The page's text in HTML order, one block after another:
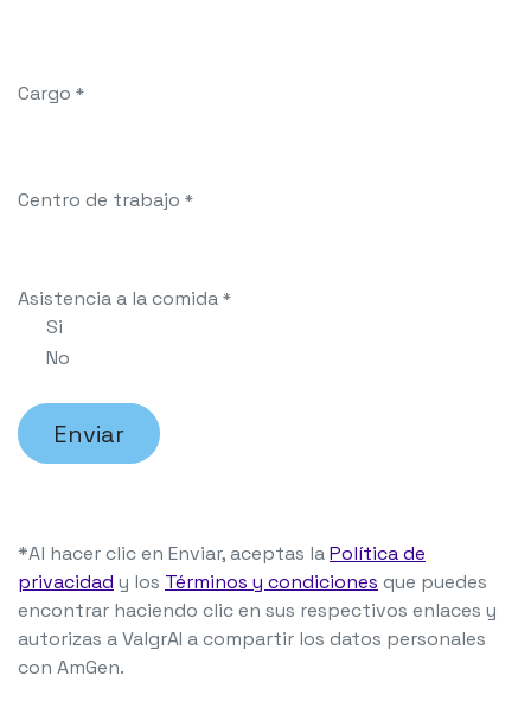
Cargo *
Centro de trabajo *
Asistencia a la comida *
Si
No
Enviar
*Al hacer clic en Enviar, aceptas laPolítica de
privacidad y los Términos y condiciones que puedes
encontrar haciendo clic en sus respectivos enlaces y
autorizas a ValgrAI a compartir los datos personales
con AmGen.​